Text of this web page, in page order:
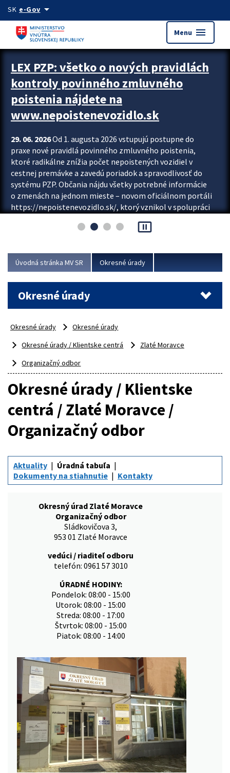
Preskocit na hlavný obsah
SK e-Govarrow_drop_down
Menu menu
Zastavit automatický posun upútavok
LEX PZP: všetko o nových pravidlách
kontroly povinného zmluvného
poistenia nájdete na
www.nepoistenevozidlo.sk
29. 06. 2026Od 1. augusta 2026 vstupujú postupne do
praxe nové pravidlá povinného zmluvného poistenia,
ktoré radikálne znížia počet nepoistených vozidiel v
cestnej premávke a zavedú poriadok a spravodlivosť do
systému PZP. Občania nájdu všetky potrebné informácie
o zmenách na jednom mieste – novom oficiálnom portáli
https://nepoistenevozidlo.sk/, ktorý vznikol v spolupráci
asociácie poisťovní (SLASPO) a Ministerstva vnútra SR.
Viac
pause_presentation
Úvodná stránka MV SR Okresné úrady
Okresné úrady
Okresné úrady
Okresné úrady
Okresné úrady / Klientske centrá
Zlaté Moravce
Organizačný odbor
Okresné úrady / Klientske
centrá / Zlaté Moravce /
Organizačný odbor
Aktuality
Úradná tabuľa
Dokumenty na stiahnutie
Kontakty
Okresný úrad Zlaté Moravce
Organizačný odbor
Sládkovičova 3,
953 01 Zlaté Moravce
vedúci / riaditeľ odboru
telefón: 0961 57 3010
ÚRADNÉ HODINY:
Pondelok: 08:00 - 15:00
Utorok: 08:00 - 15:00
Streda: 08:00 - 17:00
Štvrtok: 08:00 - 15:00
Piatok: 08:00 - 14:00